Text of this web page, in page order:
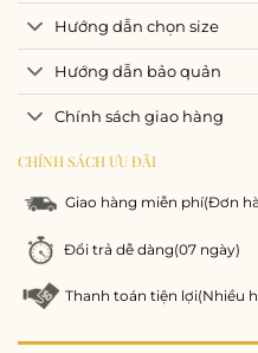
Hướng dẫn chọn size
Hướng dẫn bảo quản
Chính sách giao hàng
CHÍNH SÁCH ƯU ĐÃI
Giao hàng miễn phí(Đơn
Đổi trả dễ dàng(07 ngày)
Thanh toán tiện lợi(Nhiều